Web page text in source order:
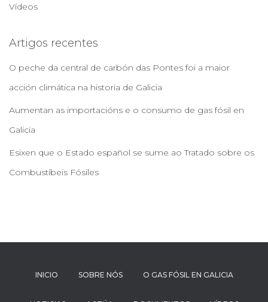
Vídeos
Artigos recentes
O peche da central de carbón das Pontes foi a maior
acción climática na historia de Galicia
Aumentan as importacións e o consumo de gas fósil en
Galicia
Esixen que o Estado español se sume ao Tratado sobre os
Combustíbeis Fósiles
INICIO SOBRE NÓS O GAS FÓSIL EN GALICIA